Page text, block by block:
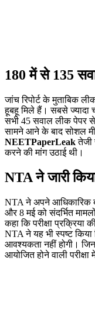
180 में से 135
जांच रिपोर्ट के मुताबिक
हूबहू मिले हैं। सबसे ज्यादा
सभी 45 सवाल लीक पेपर
सामने आने के बाद सोशल
NEETPaperLeakतेजी
करने की मांग उठाई थी।
NTA ने जारी
NTA ने अपने आधिकारिक
और 8 मई को संदर्भित
कहा कि परीक्षा प्रक्रिया
NTA ने यह भी स्पष्ट किया
आवश्यकता नहीं होगी। जिन
आयोजित होने वाली